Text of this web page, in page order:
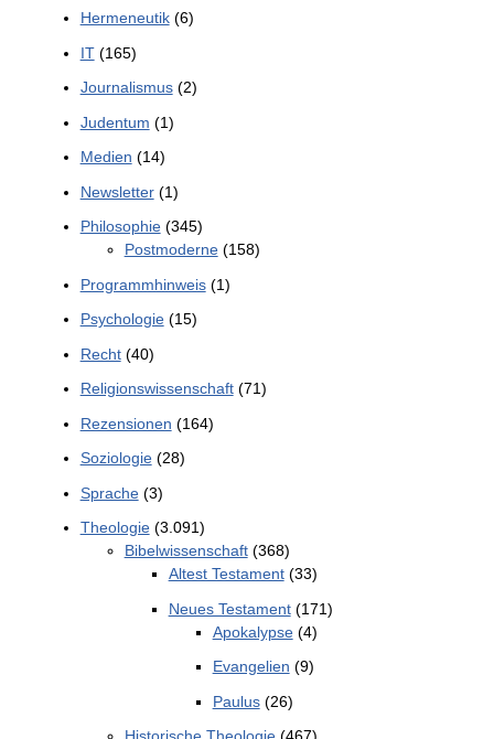
Hermeneutik(6)
IT(165)
Journalismus(2)
Judentum (1)
Medien (14)
Newsletter(1)
Philosophie(345)
Postmoderne(158)
Programmhinweis(1)
Psychologie(15)
Recht(40)
Religionswissenschaft(71)
Rezensionen (164)
Soziologie(28)
Sprache(3)
Theologie(3.091)
Bibelwissenschaft(368)
Altest Testament(33)
Neues Testament(171)
Apokalypse(4)
Evangelien (9)
Paulus(26)